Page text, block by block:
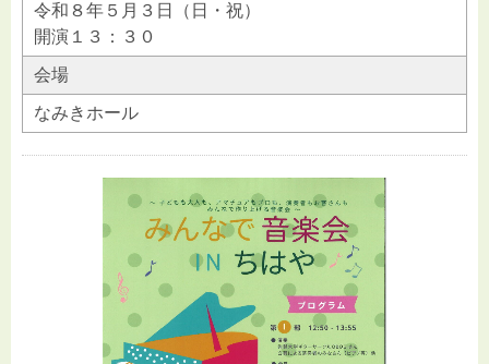
令和８年５月３日（日・祝）
開演１３：３０
会場
なみきホール